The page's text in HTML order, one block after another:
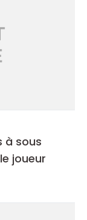
à sous
joueur